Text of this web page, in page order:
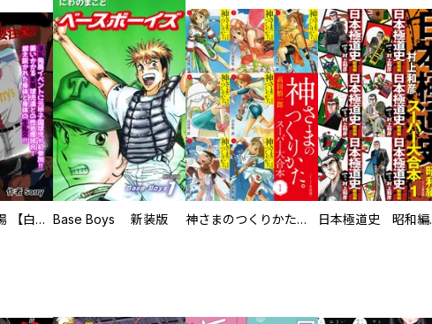
初めての発展場 【白抜き修正版】 Base Boys 新装版 神さまのつくりかた。スーパー大合本 日本